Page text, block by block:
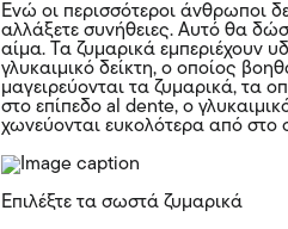
Ενώ οι περισσότεροι άνθρωποι
αλλάξετε συνήθειες. Αυτό θα
αίμα. Τα ζυμαρικά εμπεριέχουν
γλυκαιμικό δείκτη, ο οποίος
μαγειρεύονται τα ζυμαρικά, τα
στο επίπεδο al dente, ο
χωνεύονται ευκολότερα από στο
Επιλέξτε τα σωστά ζυμαρικά